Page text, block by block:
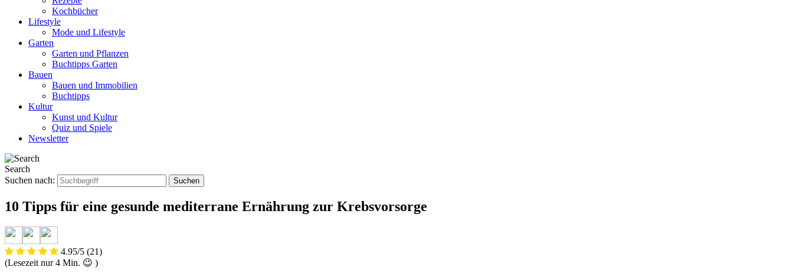
Kochbücher
Lifestyle
Mode und Lifestyle
Garten
Garten und Pflanzen
Buchtipps Garten
Bauen
Bauen und Immobilien
Buchtipps
Kultur
Kunst und Kultur
Quiz und Spiele
Newsletter
Search
Suchen nach:
10 Tipps für eine gesunde mediterrane Ernährung zur Krebsvorsorge
4.95/5 (21)
(Lesezeit nur 4 Min. 😉 )